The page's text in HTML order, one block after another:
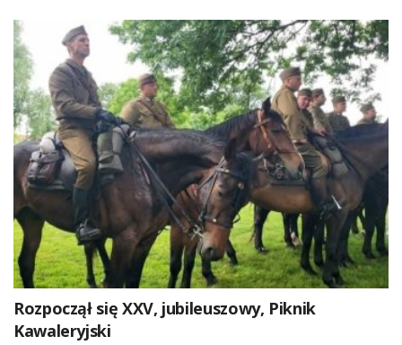
Rozpoczął się XXV, jubileuszowy, Piknik
Kawaleryjski